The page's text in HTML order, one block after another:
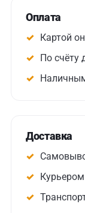
Оплата
Картой
По счёту
Доставка